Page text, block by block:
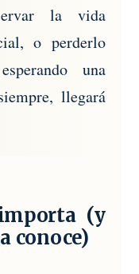
la vida
o perderlo
una
llegará
(y
conoce)